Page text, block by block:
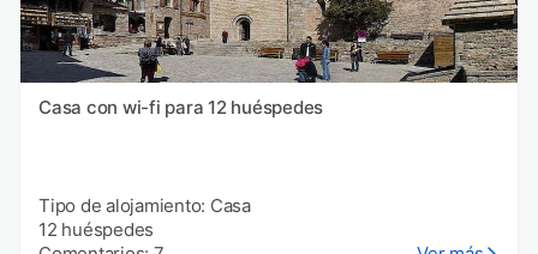
Casa con wi-fi para 12 huéspedes
Tipo de alojamiento: Casa
12 huéspedes